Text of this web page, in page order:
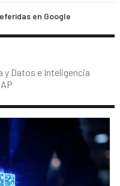
en Google
y Datos e Inteligencia